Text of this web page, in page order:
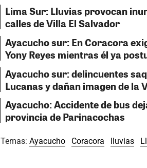
Lima Sur: Lluvias provocan
calles de Villa El Salvador
Ayacucho sur: En Coracora
Yony Reyes mientras él ya
Ayacucho sur: delincuentes
Lucanas y dañan imagen de la
Ayacucho: Accidente de bus
provincia de Parinacochas
Temas: Ayacucho Coracora lluvias